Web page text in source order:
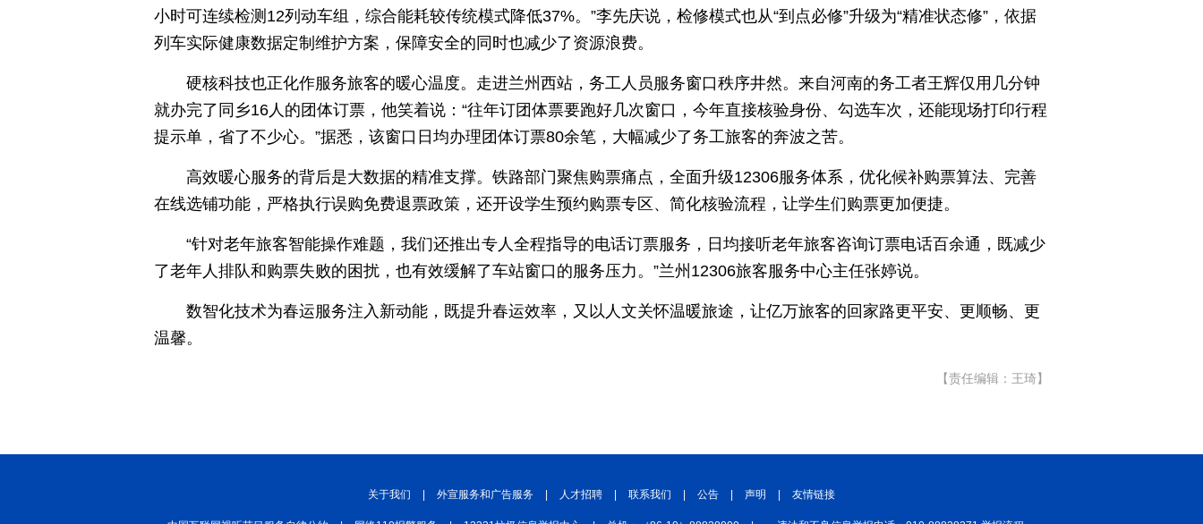
小时可连续检测12列动车组，综合能耗较传统模式降低37%。”李先庆说，检修模式也从“到点必修”升级为“精准状态修”，依据
列车实际健康数据定制维护方案，保障安全的同时也减少了资源浪费。
硬核科技也正化作服务旅客的暖心温度。走进兰州西站，务工人员服务窗口秩序井然。来自河南的务工者王辉仅用几分钟
就办完了同乡16人的团体订票，他笑着说：“往年订团体票要跑好几次窗口，今年直接核验身份、勾选车次，还能现场打印行程
提示单，省了不少心。”据悉，该窗口日均办理团体订票80余笔，大幅减少了务工旅客的奔波之苦。
高效暖心服务的背后是大数据的精准支撑。铁路部门聚焦购票痛点，全面升级12306服务体系，优化候补购票算法、完善
在线选铺功能，严格执行误购免费退票政策，还开设学生预约购票专区、简化核验流程，让学生们购票更加便捷。
“针对老年旅客智能操作难题，我们还推出专人全程指导的电话订票服务，日均接听老年旅客咨询订票电话百余通，既减少
了老年人排队和购票失败的困扰，也有效缓解了车站窗口的服务压力。”兰州12306旅客服务中心主任张婷说。
数智化技术为春运服务注入新动能，既提升春运效率，又以人文关怀温暖旅途，让亿万旅客的回家路更平安、更顺畅、更
温馨。
【责任编辑：王琦】
关于我们 外宣服务和广告服务 人才招聘 联系我们 公告 声明 友情链接